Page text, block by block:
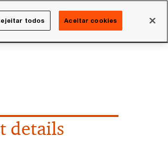
de imprensa
details
todos Aceitar cookies